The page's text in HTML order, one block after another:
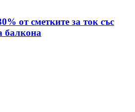
от сметките за ток със
балкона